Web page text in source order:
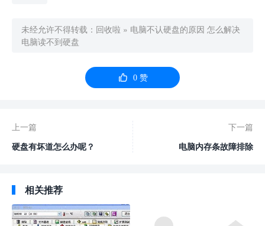
未经允许不得转载： 回收啦 » 电脑不认硬盘的原因 怎么解决
电脑读不到硬盘
 0赞
上一篇
硬盘有坏道怎么办呢？
下一篇
电脑内存条故障排除
相关推荐